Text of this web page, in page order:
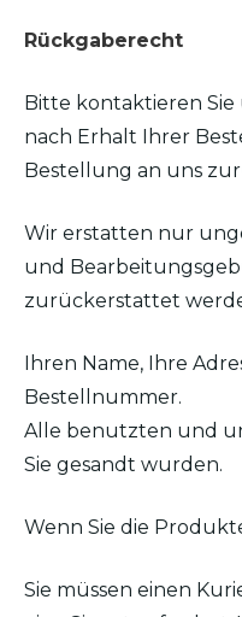
Rückgaberecht
Bitte kontaktieren Sie
nach Erhalt Ihrer
Bestellung an uns
Wir erstatten nur
und
zurückerstattet
Ihren Name, Ihre
Bestellnummer.
Alle benutzten und
Sie gesandt wurden.
Wenn Sie die
Sie müssen einen